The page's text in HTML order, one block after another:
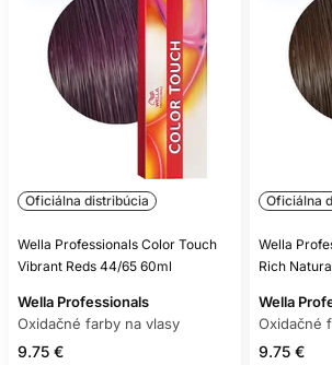
s určeným aktivátorom. Miešanie
predvídateľnosť, môže ovplyvniť
technickým návodom.
Oficiálna distribúcia
Wella Professionals Color Touch
Vibrant Reds 44/65 60ml
Wella Professionals
Oxidačné farby na vlasy
9.75 €
Oficiálna
Wella
Rich
Wella
Oxidačné
9.75 €